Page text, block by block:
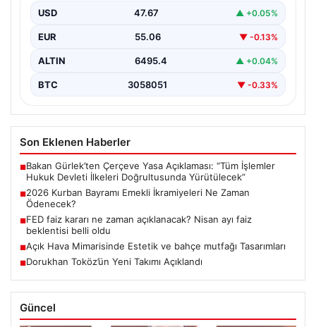
milyon emekli vatandaşın gözü kulağı bayram
ikramiyesi…
USD 47.67 ▲ +0.05%
EUR 55.06 ▼ -0.13%
ALTIN 6495.4 ▲ +0.04%
BTC 3058051 ▼ -0.33%
Son Eklenen Haberler
■Bakan Gürlek’ten Çerçeve Yasa Açıklaması: “Tüm İşlemler
Hukuk Devleti İlkeleri Doğrultusunda Yürütülecek”
■2026 Kurban Bayramı Emekli İkramiyeleri Ne Zaman
Ödenecek?
■FED faiz kararı ne zaman açıklanacak? Nisan ayı faiz
beklentisi belli oldu
■Açık Hava Mimarisinde Estetik ve bahçe mutfağı Tasarımları
■Dorukhan Toköz’ün Yeni Takımı Açıklandı
Güncel